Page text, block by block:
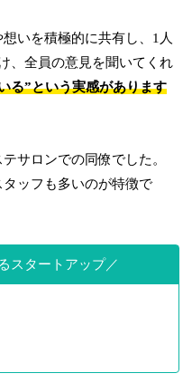
いを積極的に共有し、1人
、全員の意見を聞いてくれ
る”という実感があります
サロンでの同僚でした。
ッフも多いのが特徴で
スタートアップ